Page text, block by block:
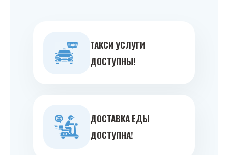
ТАКСИ УСЛУГИ
ДОСТУПНЫ!
ДОСТАВКА ЕДЫ
ДОСТУПНА!